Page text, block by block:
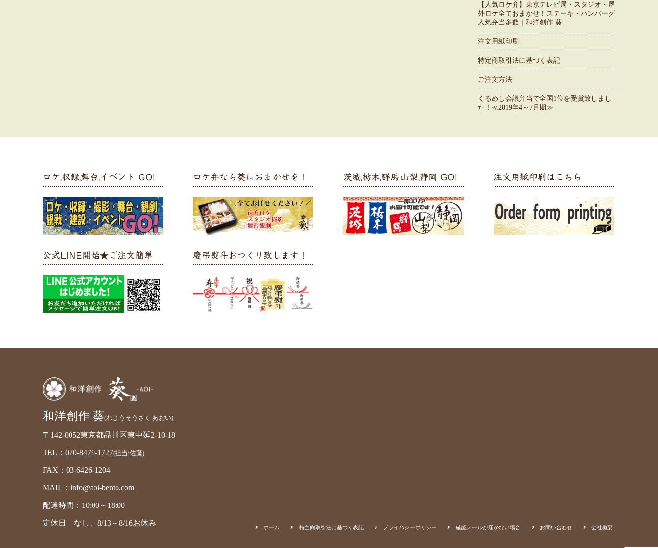
【人気ロケ弁】東京テレビ局・スタジオ・屋
外ロケ全ておまかせ！ステーキ・ハンバーグ
人気弁当多数｜和洋創作 葵
注文用紙印刷
特定商取引法に基づく表記
ご注文方法
くるめし会議弁当で全国1位を受賞致しまし
た！≪2019年4～7月期≫
ロケ,収録,舞台,イベント GO! ロケ弁なら葵におまかせを！ 茨城,栃木,群馬,山梨,静岡 GO! 注文用紙印刷はこちら
公式LINE開始★ご注文簡単 慶弔熨斗おつくり致します！
和洋創作 葵(わようそうさく あおい)
〒142-0052東京都品川区東中延2-10-18
TEL：070-8479-1727(担当:佐藤)
FAX：03-6426-1204
MAIL：info@aoi-bento.com
配達時間：10:00～18:00
定休日：なし、8/13～8/16お休み
ホーム 特定商取引法に基づく表記 プライバシーポリシー 確認メールが届かない場合 お問い合わせ 会社概要